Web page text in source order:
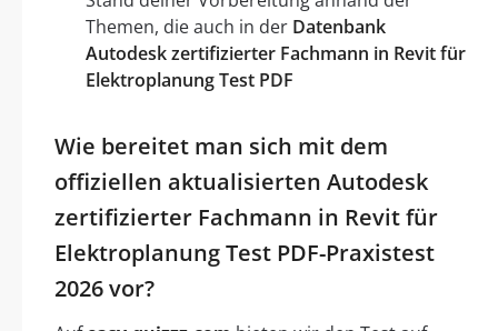
Themen, die auch in der Datenbank
Autodesk zertifizierter Fachmann in Revit für
Elektroplanung Test PDF
Wie bereitet man sich mit dem
offiziellen aktualisierten Autodesk
zertifizierter Fachmann in Revit für
Elektroplanung Test PDF-Praxistest
2026 vor?